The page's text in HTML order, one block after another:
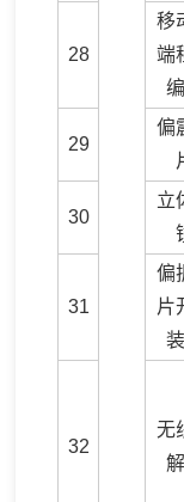
28
移
端
29
偏
30
立
31
偏
片
32
无